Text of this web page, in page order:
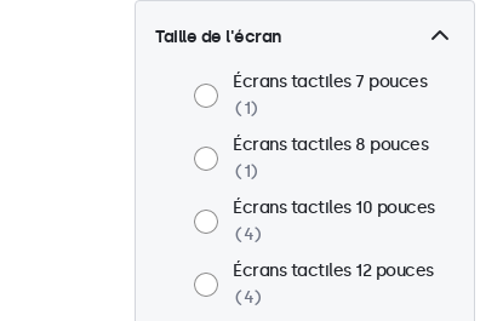
Taille de l'écran
Écrans tactiles 7 pouces
1
Écrans tactiles 8 pouces
1
Écrans tactiles 10 pouces
4
Écrans tactiles 12 pouces
4